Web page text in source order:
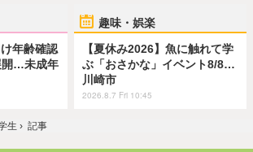
年齢確認
開…未成年
趣味・娯楽
【夏休み2026】魚に触れて学
ぶ「おさかな」イベント8/8…
川崎市
2026.8.7 Fri 10:45
生 › 記事